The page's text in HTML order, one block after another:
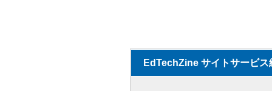
EdTechZine サイトサービス